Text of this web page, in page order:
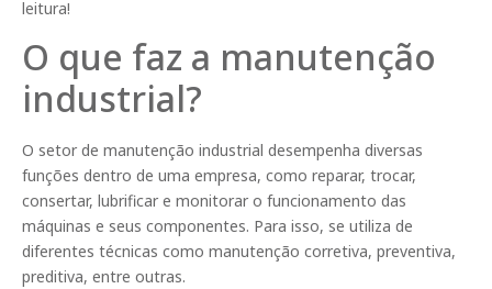
leitura!
O que faz a manutenção
industrial?
O setor de manutenção industrial desempenha diversas
funções dentro de uma empresa, como reparar, trocar,
consertar, lubrificar e monitorar o funcionamento das
máquinas e seus componentes. Para isso, se utiliza de
diferentes técnicas como manutenção corretiva, preventiva,
preditiva, entre outras.